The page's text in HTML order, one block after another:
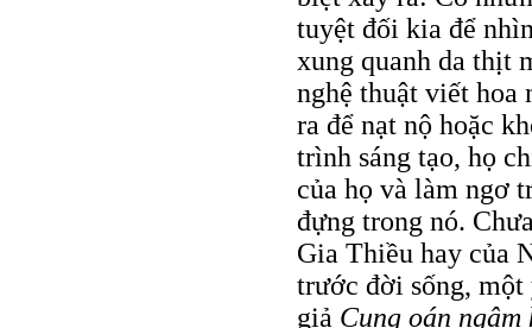
tuyệt đối kia để
xung quanh da thịt
nghệ thuật viết hoa
ra để nạt nộ hoặc
trình sáng tạo, họ
của họ và làm ngơ
đựng trong nó.
Gia Thiều hay của
trước đời sống, một
giả Cung oán ngâm